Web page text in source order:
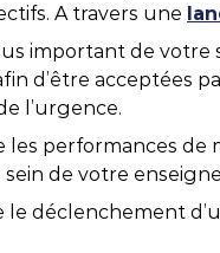
A travers une
important de
d’être acceptées
l’urgence.
performances
de votre
déclenchement